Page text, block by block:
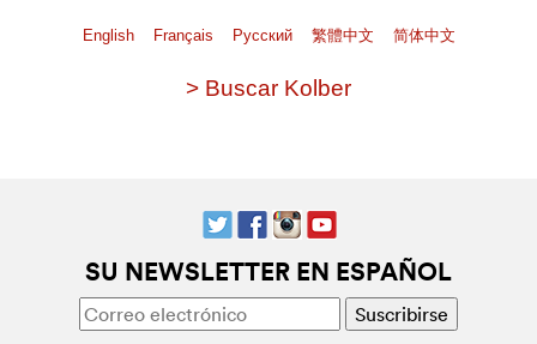
English Français Pусский 繁體中文 简体中文
> Buscar Kolber
SU NEWSLETTER EN ESPAÑOL